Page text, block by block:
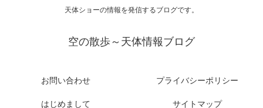
天体ショーの情報を発信するブログです。
空の散歩～天体情報ブログ
お問い合わせ プライバシーポリシー
はじめまして サイトマップ